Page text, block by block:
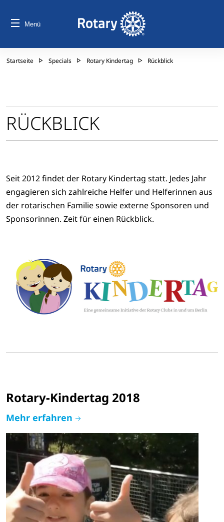
Menü
Startseite Specials Rotary Kindertag Rückblick
RÜCKBLICK
Seit 2012 findet der Rotary Kindertag statt. Jedes Jahr
engagieren sich zahlreiche Helfer und Helferinnen aus
der rotarischen Familie sowie externe Sponsoren und
Sponsorinnen. Zeit für einen Rückblick.
Rotary-Kindertag 2018
Mehr erfahren